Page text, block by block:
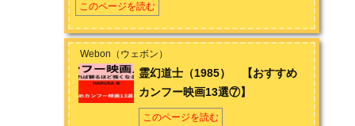
このページを読む
Webon（ウェボン）
霊幻道士（1985） 【おすすめ
カンフー映画13選⑦】
このページを読む